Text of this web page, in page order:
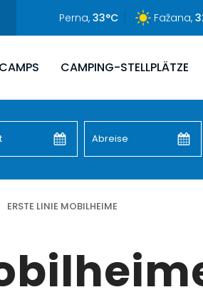
Perna, 33°C Fažana,
CAMPING-STELLPLÄTZE
ERSTE LINIE MOBILHEIME